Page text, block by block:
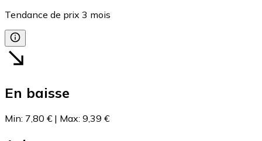
Tendance de prix 3 mois
En baisse
Min: 7,80 € | Max: 9,39 €